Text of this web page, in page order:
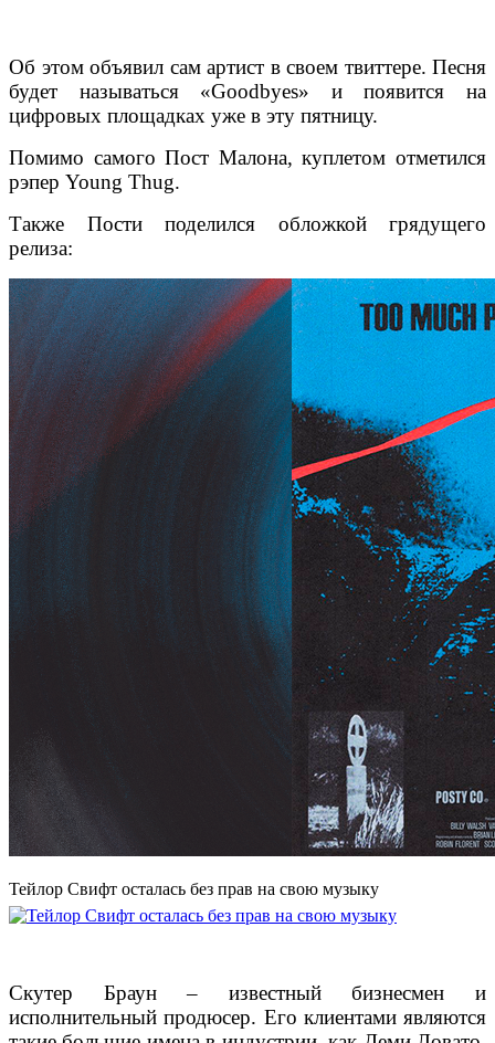
Об этом объявил сам артист в своем твиттере. Песня
будет называться «Goodbyes» и появится на
цифровых площадках уже в эту пятницу.
Помимо самого Пост Малона, куплетом отметился
рэпер Young Thug.
Также Пости поделился обложкой грядущего
релиза:
Тейлор Свифт осталась без прав на свою музыку
Скутер Браун – известный бизнесмен и
исполнительный продюсер. Его клиентами являются